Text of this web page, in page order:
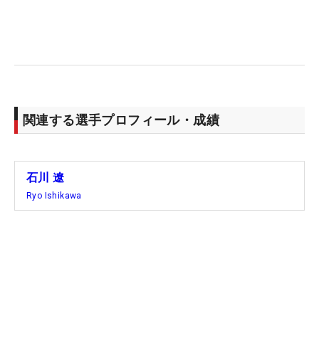
となる『パラダイム Aiスモーク』シリーズに変更さ
れている。（文・齊藤啓介）
1W：パラダイム Aiスモーク トリプルダイヤモンド
（ツアーAD TP 60S)
関連する選手プロフィール・成績
石川 遼
Ryo Ishikawa